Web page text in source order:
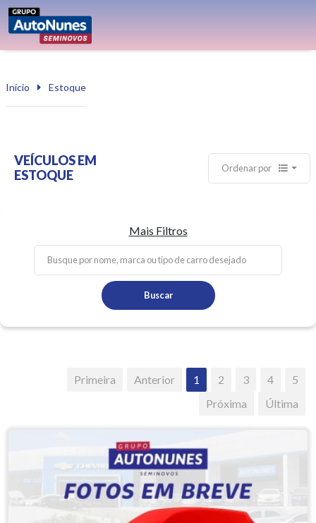
Início Estoque
VEÍCULOS EM
ESTOQUE
Ordenar por
Mais Filtros
Buscar
Primeira Anterior 1 2 3 4
5
Próxima
Última